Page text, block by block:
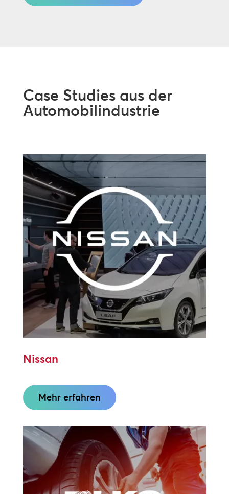
Case Studies aus der
Automobilindustrie
Nissan
Mehr erfahren